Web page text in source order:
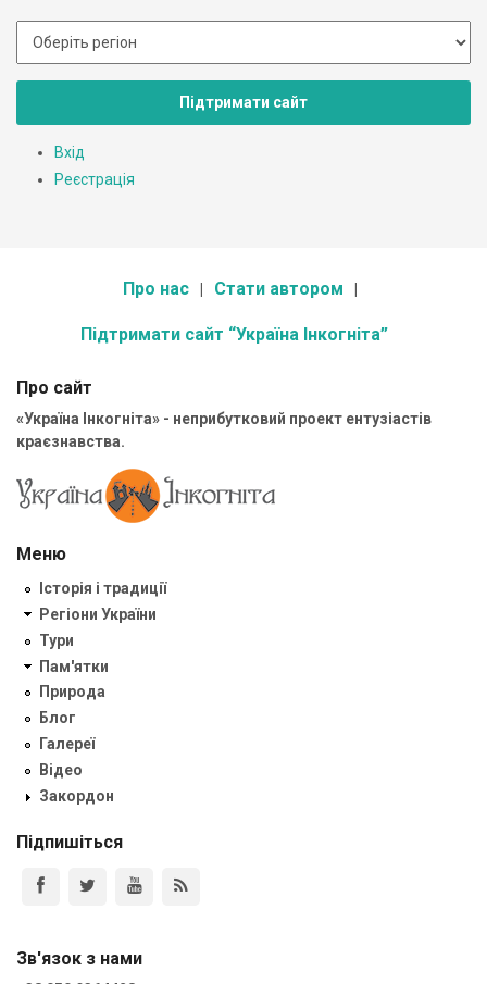
Підтримати сайт
Вхід
Реєстрація
Про нас Стати автором
Підтримати сайт “Україна Інкогніта”
Про сайт
«Україна Інкогніта» - неприбутковий проект ентузіастів
краєзнавства.
Меню
Історія і традиції
Регіони України
Тури
Пам'ятки
Природа
Блог
Галереї
Відео
Закордон
Підпишіться
Зв'язок з нами